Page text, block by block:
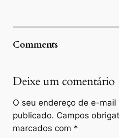
Comments
Deixe um comentário
O seu endereço de e-mail
publicado. Campos
marcados com *